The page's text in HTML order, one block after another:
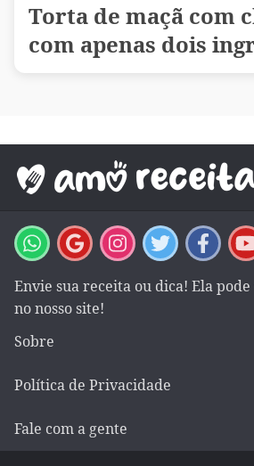
Torta de maçã com
com apenas dois
Envie sua receita ou dica! Ela
no nosso site!
Sobre
Política de Privacidade
Fale com a gente